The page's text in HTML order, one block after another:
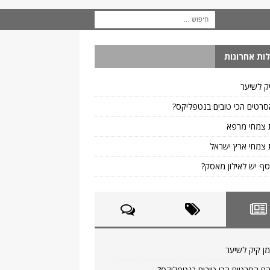
אחרונות
לשיער
הכי טובים בנטפליקס?
צמחי מרפא
צמחי ארץ ישראל
יש לאילון מאסק?
קיק לשיער